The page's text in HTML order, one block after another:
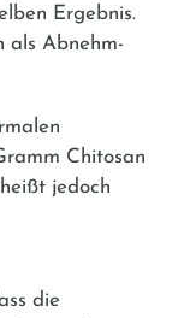
Ergebnis.
als Abnehm-
Chitosan
jedoch
die